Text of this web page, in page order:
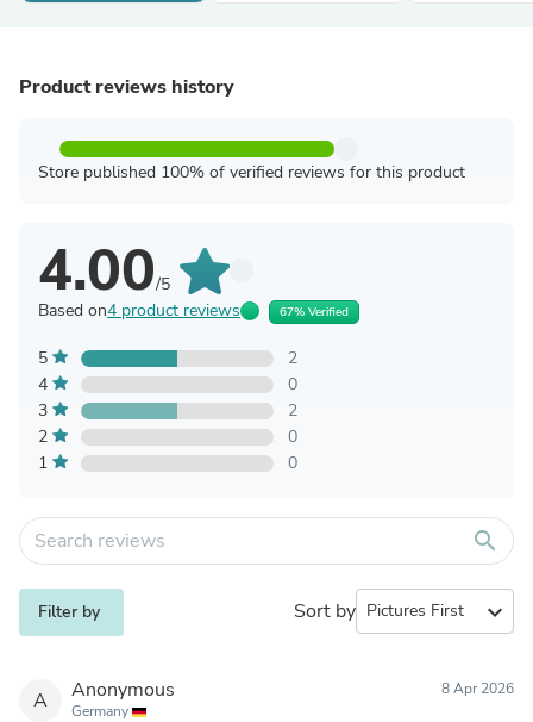
Product reviews history
Store published 100% of verified reviews for this product
4.00/5
Based on4 product reviews 67% Verified
5
2
4
0
3
2
2
0
1
0
search
Filter by Sort by expand_more
A Anonymous
Germany
8 Apr 2026